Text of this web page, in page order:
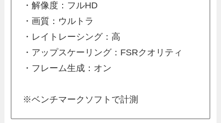
・解像度：フルHD
・画質：ウルトラ
・レイトレーシング：高
・アップスケーリング：FSRクオリティ
・フレーム生成：オン
※ベンチマークソフトで計測